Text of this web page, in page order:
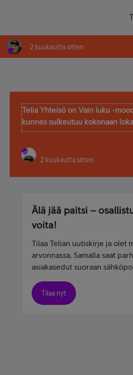
2 kuukautta sitten
Telia Yhteisö on Vain luku -
kunnes sulkeutuu kokonaan
2 kuukautta sitten
Älä jää paitsi –
voita!
Tilaa Telian uutiskirje ja olet
arvonnassa. Samalla saat
asiakasedut suoraan
Tilaa nyt